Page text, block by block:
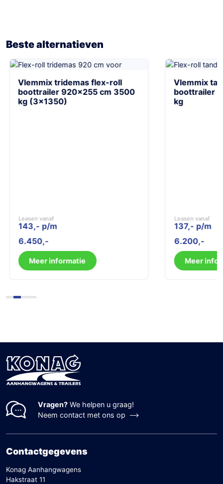
Beste alternatieven
Vlemmix tridemas flex-roll
boottrailer 920×255 cm 3500
kg (3×1350)
Leasen vanaf
143,- p/m
6.450
Meer informatie
Vlemmix
boottrailer
kg
Leasen vanaf
137,- p/m
6.200
Meer
Vragen? We helpen u graag!
Neem contact met ons op
Contactgegevens
Konag Aanhangwagens
Hakstraat 11